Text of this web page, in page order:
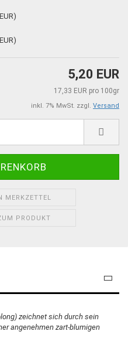
5,20 EUR
17,33 EUR pro 100gr
inkl. 7% MwSt. zzgl. Versand
MERKZETTEL
PRODUKT
zeichnet sich durch sein
angenehmen zart-blumigen